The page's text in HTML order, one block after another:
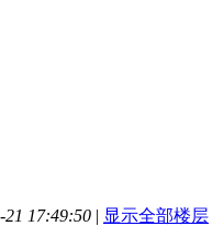
17:49:50 | 显示全部楼层